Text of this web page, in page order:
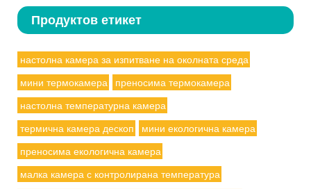
Продуктов етикет
настолна камера за изпитване на околната среда
мини термокамера преносима термокамера
настолна температурна камера
термична камера дескоп мини екологична камера
преносима екологична камера
малка камера с контролирана температура